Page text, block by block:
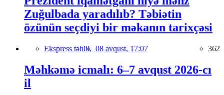
Zuğulbada yaradılıb? Təbiətin
özünün seçdiyi bir məkanın tarixçəsi
Ekspress təhlil, 08 avqust, 17:07 362
Məhkəmə icmalı: 6–7 avqust 2026-cı
il